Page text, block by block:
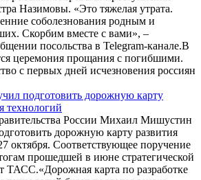
Назимовы. «Это тяжелая утрата.
соболезнования родным и
Скорбим вместе с вами», –
посольства в Telegram-канале.В
церемония прощания с погибшими.
с первых дней исчезновения россиян
подготовить дорожную карту
технологий
России Михаил Мишустин
дорожную карту развития
октября. Соответствующее поручение
прошедшей в июне стратегической
ТАСС.«Дорожная карта по разработке